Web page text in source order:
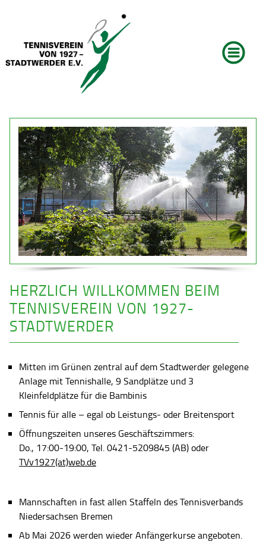
HERZLICH WILLKOMMEN BEIM
TENNISVEREIN VON 1927-
STADTWERDER
Mitten im Grünen zentral auf dem Stadtwerder gelegene
Anlage mit Tennishalle, 9 Sandplätze und 3
Kleinfeldplätze für die Bambinis
Tennis für alle – egal ob Leistungs- oder Breitensport
Öffnungszeiten unseres Geschäftszimmers:
Do., 17:00-19:00, Tel. 0421-5209845 (AB) oder
TVv1927(at)web.de
Mannschaften in fast allen Staffeln des Tennisverbands
Niedersachsen Bremen
Ab Mai 2026 werden wieder Anfängerkurse angeboten.